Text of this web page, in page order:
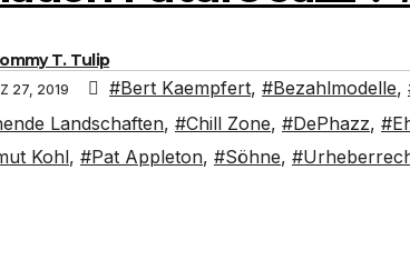
T. Tulip
27, 2019 #Bert Kaempfert, #Bezahlmodelle,
Landschaften, #Chill Zone, #DePhazz,
Kohl, #Pat Appleton, #Söhne,